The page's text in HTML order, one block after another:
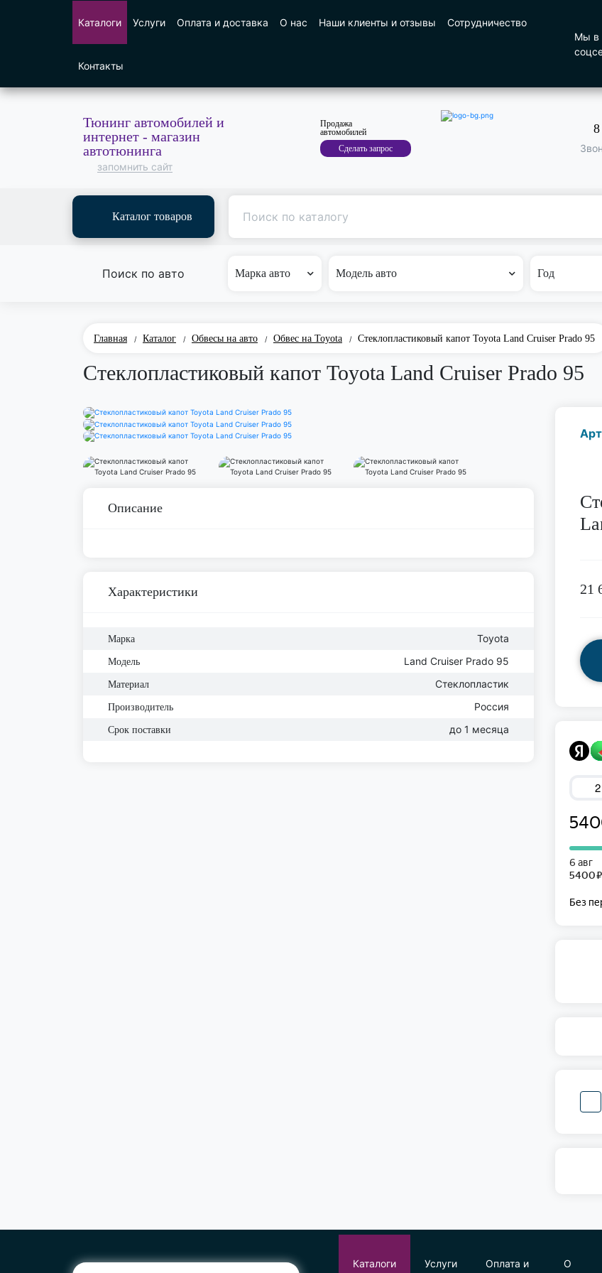
Каталоги Услуги Оплата и доставка О нас Наши клиенты и отзывы Сотрудничество
Контакты
Мы в
Тюнинг автомобилей и
интернет - магазин
автотюнинга
запомнить сайт
Продажа
автомобилей
Сделать запрос
Каталог товаров
Поиск по авто Марка авто Модель авто Год
Главная / Каталог / Обвесы на авто / Обвес на Toyota / Стеклопластиковый капот Toyota Land Cruiser Prado 95
Стеклопластиковый капот Toyota Land Cruiser Prado 95
Описание
Характеристики
Марка Toyota
Модель Land Cruiser Prado 95
Материал Стеклопластик
Производитель Россия
Срок поставки до 1 месяца
21
Каталоги Услуги
Оплата и
О